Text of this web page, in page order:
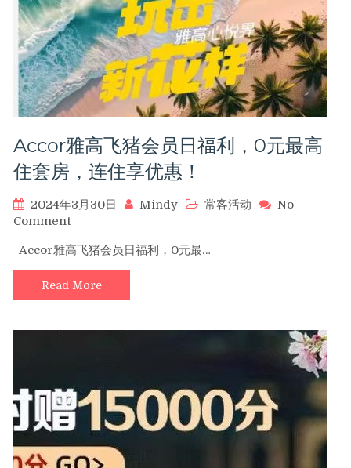
促，
限
时
入
住
获
赠
额
分
高
分！
Accor雅高飞猪会员日福利，0元最高
住套房，连住享优惠！
2024年3月30日 Mindy 常客活动
No
Commenton
雅
高
飞
猪
利，
0
最
高
Accor雅高飞猪会员日福利，0元最…
Read More